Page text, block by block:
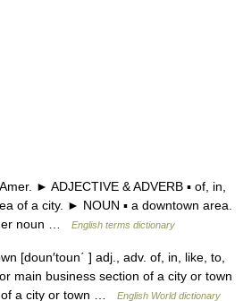
► ADJECTIVE & ADVERB ▪ of, in,
of a city. ► NOUN ▪ a downtown area.
noun …
English terms dictionary
[doun′toun΄ ] adj., adv. of, in, like, to,
main business section of a city or town
of a city or town …
English World dictionary